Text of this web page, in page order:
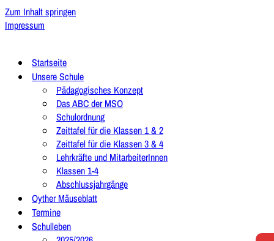
Zum Inhalt springen
Impressum
Startseite
Unsere Schule
Pädagogisches Konzept
Das ABC der MSO
Schulordnung
Zeittafel für die Klassen 1 & 2
Zeittafel für die Klassen 3 & 4
Lehrkräfte und MitarbeiterInnen
Klassen 1-4
Abschlussjahrgänge
Oyther Mäuseblatt
Termine
Schulleben